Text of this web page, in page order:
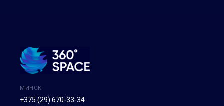
МИНСК
+375 (29) 670-33-34